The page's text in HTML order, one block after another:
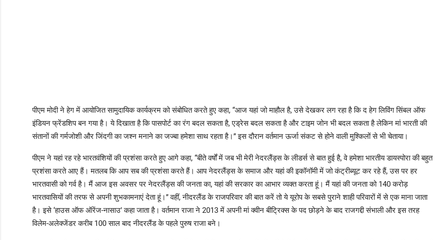
पीएम मोदी ने हेग में आयोजित सामुदायिक कार्यक्रम को संबोधित करते हुए कहा, “आज यहां जो माहौल है, उसे देखकर लग रहा है कि द हेग लिविंग सिंबल ऑफ
इंडियन फ्रेंडशिप बन गया है। ये दिखाता है कि पासपोर्ट का रंग बदल सकता है, एड्रेस बदल सकता है और टाइम जोन भी बदल सकता है लेकिन मां भारती की
संतानों की गर्मजोशी और जिंदगी का जश्न मनाने का जज्बा हमेशा साथ रहता है।” इस दौरान वर्तमान ऊर्जा संकट से होने वाली मुश्किलों से भी चेताया।
पीएम ने यहां रह रहे भारतवंशियों की प्रशंसा करते हुए आगे कहा, “बीते वर्षों में जब भी मेरी नेदरलैंड्स के लीडर्स से बात हुई है, वे हमेशा भारतीय डायस्पोरा की बहुत
प्रशंसा करते आए हैं। मतलब कि आप सब की प्रशंसा करते हैं। आप नेदरलैंड्स के समाज और यहां की इकॉनॉमी में जो कंट्रीब्यूट कर रहे हैं, उस पर हर
भारतवासी को गर्व है। मैं आज इस अवसर पर नेदरलैंड्स की जनता का, यहां की सरकार का आभार व्यक्त करता हूं। मैं यहां की जनता को 140 करोड़
भारतवासियों की तरफ से अपनी शुभकामनाएं देता हूं।” वहीं, नीदरलैंड के राजपरिवार की बात करें तो ये यूरोप के सबसे पुराने शाही परिवारों में से एक माना जाता
है। इसे ‘हाउस ऑफ ऑरेंज-नासाउ’ कहा जाता है। वर्तमान राजा ने 2013 में अपनी मां क्वीन बीट्रिक्स के पद छोड़ने के बाद राजगद्दी संभाली और इस तरह
विलेम-अलेक्जेंडर करीब 100 साल बाद नीदरलैंड के पहले पुरुष राजा बने।